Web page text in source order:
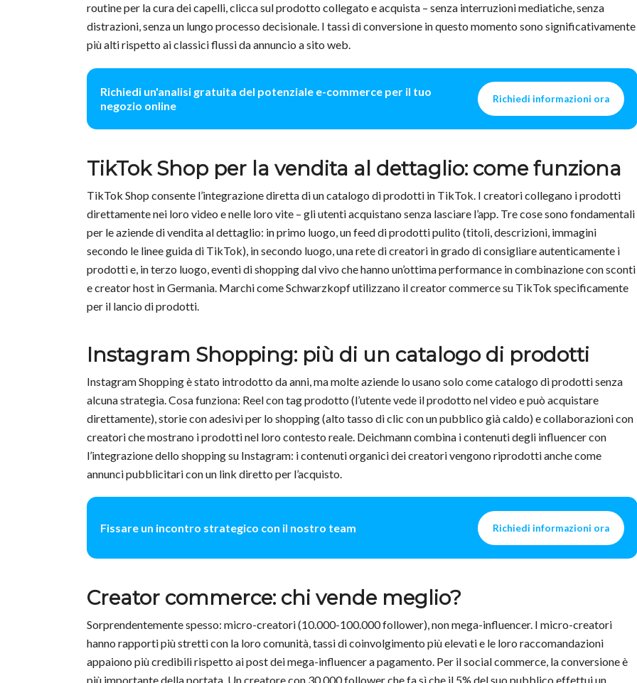
routine per la cura dei capelli, clicca sul prodotto collegato e acquista – senza interruzioni mediatiche, senza
distrazioni, senza un lungo processo decisionale. I tassi di conversione in questo momento sono significativamente
più alti rispetto ai classici flussi da annuncio a sito web.
Richiedi un'analisi gratuita del potenziale e-commerce per il tuo
negozio online
Richiedi informazioni ora
TikTok Shop per la vendita al dettaglio: come funziona
TikTok Shop consente l’integrazione diretta di un catalogo di prodotti in TikTok. I creatori collegano i prodotti
direttamente nei loro video e nelle loro vite – gli utenti acquistano senza lasciare l’app. Tre cose sono fondamentali
per le aziende di vendita al dettaglio: in primo luogo, un feed di prodotti pulito (titoli, descrizioni, immagini
secondo le linee guida di TikTok), in secondo luogo, una rete di creatori in grado di consigliare autenticamente i
prodotti e, in terzo luogo, eventi di shopping dal vivo che hanno un’ottima performance in combinazione con sconti
e creator host in Germania. Marchi come Schwarzkopf utilizzano il creator commerce su TikTok specificamente
per il lancio di prodotti.
Instagram Shopping: più di un catalogo di prodotti
Instagram Shopping è stato introdotto da anni, ma molte aziende lo usano solo come catalogo di prodotti senza
alcuna strategia. Cosa funziona: Reel con tag prodotto (l’utente vede il prodotto nel video e può acquistare
direttamente), storie con adesivi per lo shopping (alto tasso di clic con un pubblico già caldo) e collaborazioni con
creatori che mostrano i prodotti nel loro contesto reale. Deichmann combina i contenuti degli influencer con
l’integrazione dello shopping su Instagram: i contenuti organici dei creatori vengono riprodotti anche come
annunci pubblicitari con un link diretto per l’acquisto.
Fissare un incontro strategico con il nostro team Richiedi informazioni ora
Creator commerce: chi vende meglio?
Sorprendentemente spesso: micro-creatori (10.000-100.000 follower), non mega-influencer. I micro-creatori
hanno rapporti più stretti con la loro comunità, tassi di coinvolgimento più elevati e le loro raccomandazioni
appaiono più credibili rispetto ai post dei mega-influencer a pagamento. Per il social commerce, la conversione è
più importante della portata. Un creatore con 30.000 follower che fa sì che il 5% del suo pubblico effettui un